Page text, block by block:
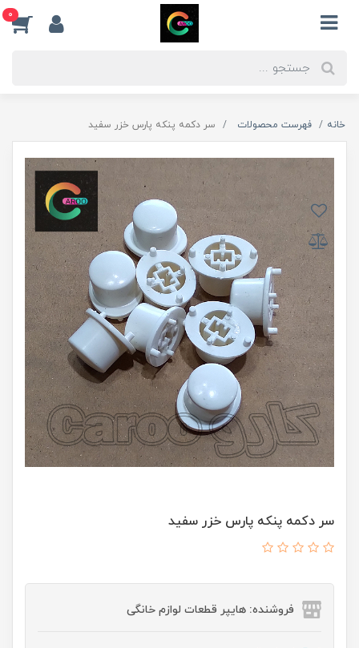
0
خانه فهرست محصولات سر دکمه پنکه پارس خزر سفید
سر دکمه پنکه پارس خزر سفید
فروشنده: هایپر قطعات لوازم خانگی